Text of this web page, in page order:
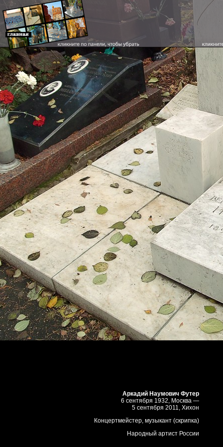
Аркадий Наумович Футер
6 сентября 1932, Москва —
5 сентября 2011, Хихон
Концертмейстер, музыкант (скрипка)
Народный артист России